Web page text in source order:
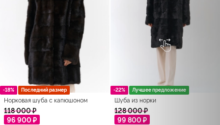
-18% Последний размер
Норковая шуба с капюшоном
118 000 ₽
96 900 ₽
-22% Лучшее предложение
Шуба из норки
128 000 ₽
99 800 ₽